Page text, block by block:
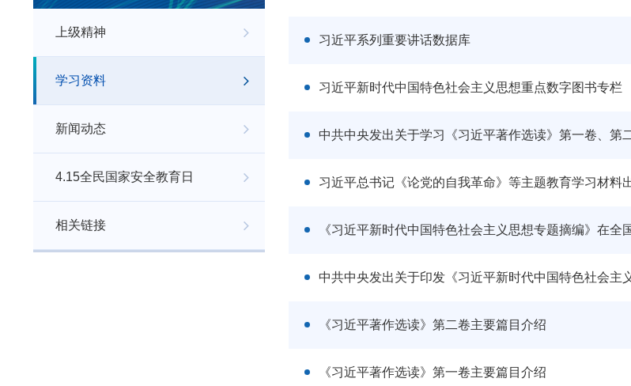
上级精神
学习资料
新闻动态
4.15全民国家安全教育日
相关链接
习近平系列重要讲话数据库
习近平新时代中国特色社会主义思想重点数字图书专栏
中共中央发出关于学习《习近平著作选读》第一卷、第
习近平总书记《论党的自我革命》等主题教育学习材料
《习近平新时代中国特色社会主义思想专题摘编》在全
中共中央发出关于印发《习近平新时代中国特色社会主
《习近平著作选读》第二卷主要篇目介绍
《习近平著作选读》第一卷主要篇目介绍